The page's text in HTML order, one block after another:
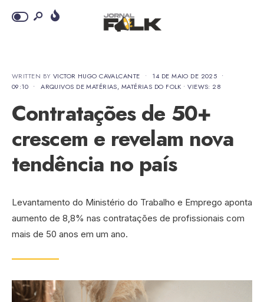
WRITTEN BY VICTOR HUGO CAVALCANTE • 14 DE MAIO DE 2025 •
09:10 • ARQUIVOS DE MATÉRIAS, MATÉRIAS DO FOLK •VIEWS: 28
Contratações de 50+
crescem e revelam nova
tendência no país
Levantamento do Ministério do Trabalho e Emprego aponta
aumento de 8,8% nas contratações de profissionais com
mais de 50 anos em um ano.